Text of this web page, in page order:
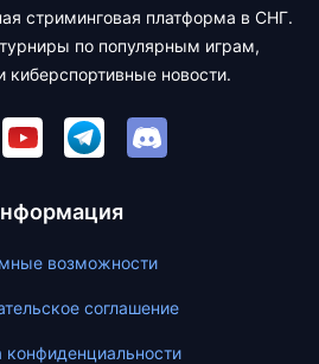
стриминговая платформа в СНГ.
по популярным играм,
киберспортивные новости.
возможности
соглашение
конфиденциальности